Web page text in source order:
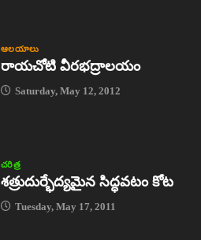
ఆలయాలు
రాయచోటి వీరభద్రాలయం
Saturday, May 12, 2012
చరిత్ర
శత్రుదుర్భేద్యమైన సిద్ధవటం కోట
Tuesday, May 17, 2011